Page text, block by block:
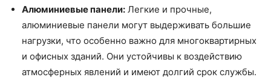
Алюминиевые панели: Легкие и прочные,
алюминиевые панели могут выдерживать большие
нагрузки, что особенно важно для многоквартирных
и офисных зданий. Они устойчивы к воздействию
атмосферных явлений и имеют долгий срок службы.